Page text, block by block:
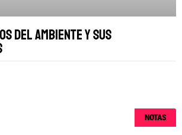
del ambiente y sus
NOTAS